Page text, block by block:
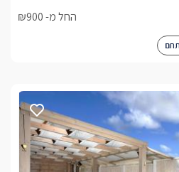
החל מ- ₪900